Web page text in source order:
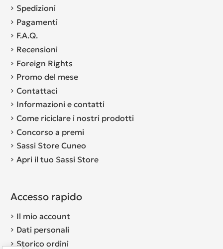
Spedizioni
Pagamenti
F.A.Q.
Recensioni
Foreign Rights
Promo del mese
Contattaci
Informazioni e contatti
Come riciclare i nostri prodotti
Concorso a premi
Sassi Store Cuneo
Apri il tuo Sassi Store
Accesso rapido
Il mio account
Dati personali
Storico ordini